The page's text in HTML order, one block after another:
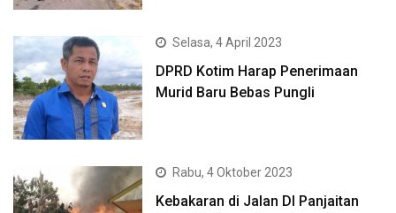
Selasa, 4 April 2023
DPRD Kotim Harap Penerimaan
Murid Baru Bebas Pungli
Rabu, 4 Oktober 2023
Kebakaran di Jalan DI Panjaitan